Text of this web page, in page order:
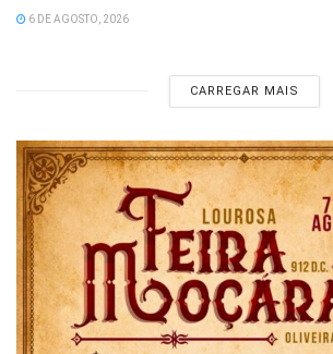
6 DE AGOSTO, 2026
CARREGAR MAIS